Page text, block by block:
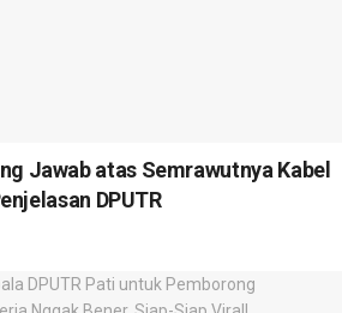
Jawab atas Semrawutnya Kabel
DPUTR